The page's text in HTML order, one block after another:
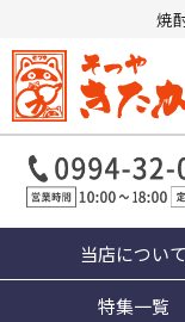
焼
当店について
特集一覧